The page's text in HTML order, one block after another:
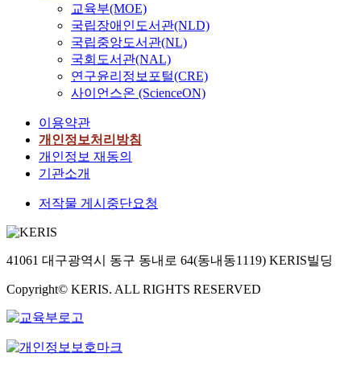
교육부(MOE)
국립장애인도서관(NLD)
국립중앙도서관(NL)
국회도서관(NAL)
연구윤리정보포털(CRE)
사이언스온 (ScienceON)
이용약관
개인정보처리방침
개인정보 재동의
기관소개
저작물 게시중단요청
41061 대구광역시 동구 동내로 64(동내동1119) KERIS빌딩
Copyright© KERIS. ALL RIGHTS RESERVED